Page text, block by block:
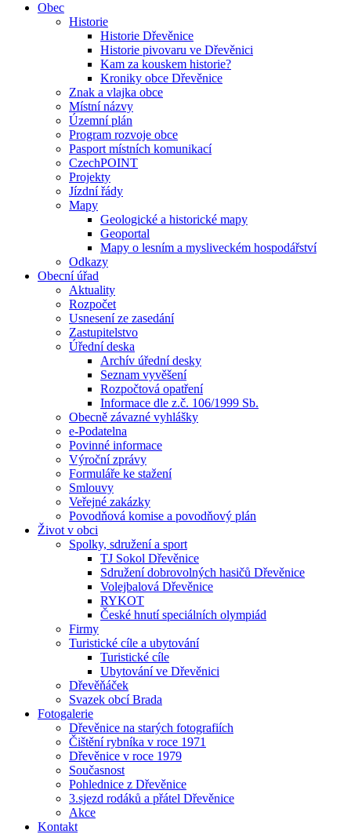
Obec
Historie
Historie Dřevěnice
Historie pivovaru ve Dřevěnici
Kam za kouskem historie?
Kroniky obce Dřevěnice
Znak a vlajka obce
Místní názvy
Územní plán
Program rozvoje obce
Pasport místních komunikací
CzechPOINT
Projekty
Jízdní řády
Mapy
Geologické a historické mapy
Geoportal
Mapy o lesním a mysliveckém hospodářství
Odkazy
Obecní úřad
Aktuality
Rozpočet
Usnesení ze zasedání
Zastupitelstvo
Úřední deska
Archív úřední desky
Seznam vyvěšení
Rozpočtová opatření
Informace dle z.č. 106/1999 Sb.
Obecně závazné vyhlášky
e-Podatelna
Povinné informace
Výroční zprávy
Formuláře ke stažení
Smlouvy
Veřejné zakázky
Povodňová komise a povodňový plán
Život v obci
Spolky, sdružení a sport
TJ Sokol Dřevěnice
Sdružení dobrovolných hasičů Dřevěnice
Volejbalová Dřevěnice
RYKOT
České hnutí speciálních olympiád
Firmy
Turistické cíle a ubytování
Turistické cíle
Ubytování ve Dřevěnici
Dřevěňáček
Svazek obcí Brada
Fotogalerie
Dřevěnice na starých fotografiích
Čištění rybníka v roce 1971
Dřevěnice v roce 1979
Současnost
Pohlednice z Dřevěnice
3.sjezd rodáků a přátel Dřevěnice
Akce
Kontakt